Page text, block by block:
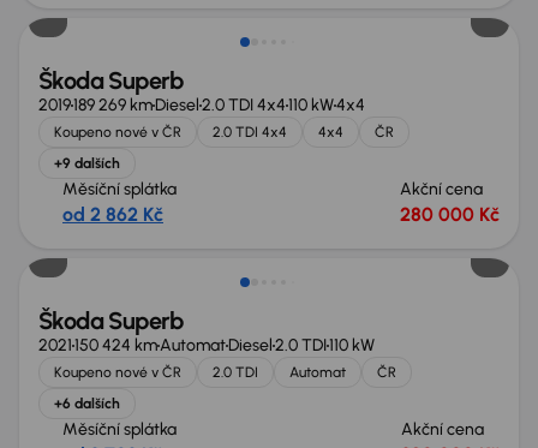
Škoda Superb
2019189 269 kmDiesel2.0 TDI 4x4110 kW4x4
Koupeno nové v ČR 2.0 TDI 4x4 4x4
ČR
+9 dalších
Měsíční splátka
od 2 862 Kč
Akční cena
280 000 Kč
Škoda Superb
2021150 424 kmAutomatDiesel2.0 TDI110 kW
Koupeno nové v ČR 2.0 TDI Automat
ČR
+6 dalších
Měsíční splátka Akční cena